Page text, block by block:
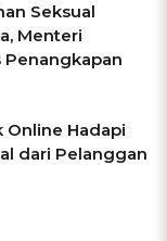
Seksual
Menteri
Penangkapan
Online Hadapi
dari Pelanggan